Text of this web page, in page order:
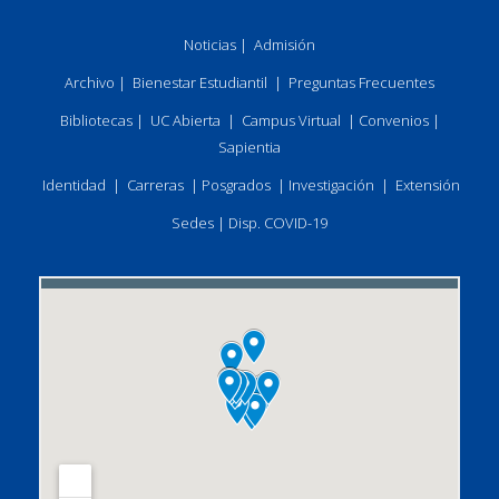
Noticias | Admisión
Archivo | Bienestar Estudiantil | Preguntas Frecuentes
Bibliotecas| UC Abierta | Campus Virtual | Convenios|
Sapientia
Identidad | Carreras | Posgrados | Investigación | Extensión
Sedes | Disp. COVID-19